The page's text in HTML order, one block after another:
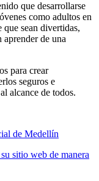
que desarrollarse
como adultos en
sean divertidas,
aprender de una
para crear
seguros e
alcance de todos.
de Medellín
sitio web de manera